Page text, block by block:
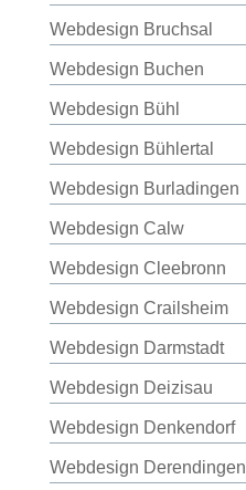
Webdesign Bruchsal
Webdesign Buchen
Webdesign Bühl
Webdesign Bühlertal
Webdesign Burladingen
Webdesign Calw
Webdesign Cleebronn
Webdesign Crailsheim
Webdesign Darmstadt
Webdesign Deizisau
Webdesign Denkendorf
Webdesign Derendingen